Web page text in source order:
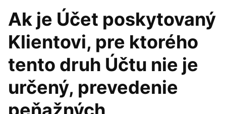
Ak je Účet poskytovaný
Klientovi, pre ktorého
tento druh Účtu nie je
určený, prevedenie